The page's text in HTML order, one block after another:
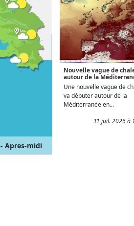
Apres-midi
Nouvelle vague de
autour de la
Une nouvelle vague de
va débuter autour de la
Méditerranée en...
31 juil. 2026 à